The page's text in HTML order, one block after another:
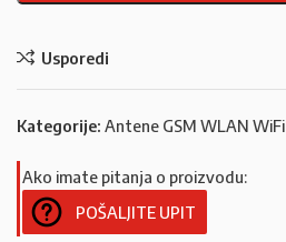
Usporedi
Kategorije: Antene GSM WLAN WiFi
Ako imate pitanja o proizvodu:
POŠALJITE UPIT